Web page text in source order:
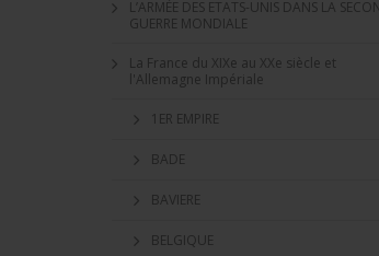
L’ARMÉE DES ETATS-UNIS DANS LA
GUERRE MONDIALE
La France du XIXe au XXe siècle et
l'Allemagne Impériale
1ER EMPIRE
BADE
BAVIERE
BELGIQUE